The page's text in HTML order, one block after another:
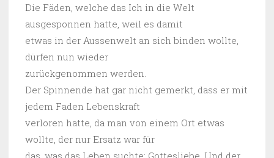
Die Fäden, welche das Ich in die Welt
ausgesponnen hatte, weil es damit
etwas in der Aussenwelt an sich binden wollte,
dürfen nun wieder
zurückgenommen werden.
Der Spinnende hat gar nicht gemerkt, dass er mit
jedem Faden Lebenskraft
verloren hatte, da man von einem Ort etwas
wollte, der nur Ersatz war für
das, was das Leben suchte: Gottesliebe. Und der